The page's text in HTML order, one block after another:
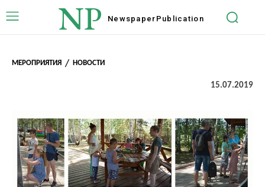
NP Newspaper Publication
МЕРОПРИЯТИЯ НОВОСТИ
15.07.2019